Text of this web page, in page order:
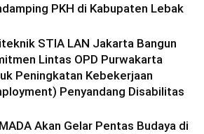
PKH di Kabupaten Lebak
STIA LAN Jakarta Bangun
Lintas OPD Purwakarta
Peningkatan Kebekerjaan
Penyandang Disabilitas
Akan Gelar Pentas Budaya di